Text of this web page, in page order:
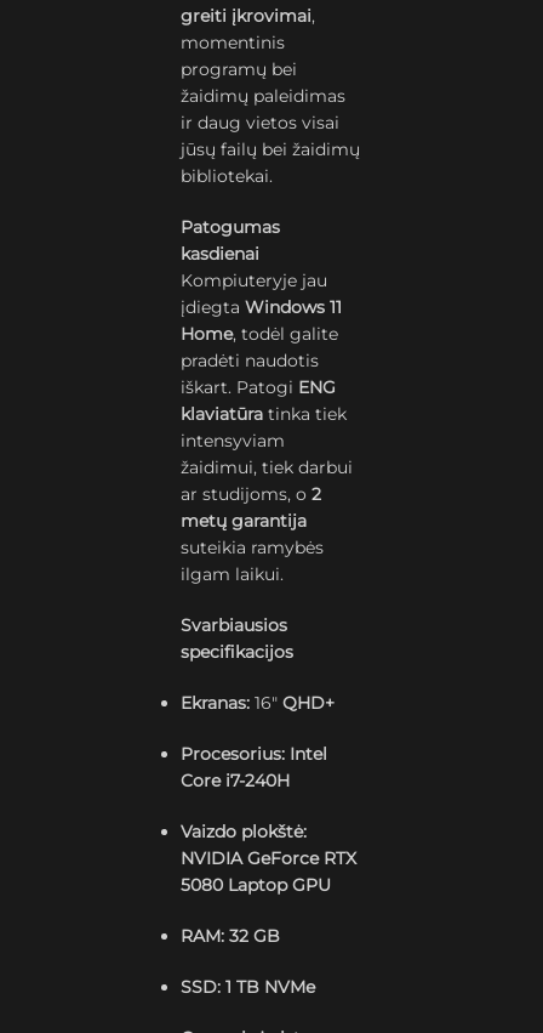
greiti įkrovimai,
momentinis
programų bei
žaidimų paleidimas
ir daug vietos visai
jūsų failų bei žaidimų
bibliotekai.
Patogumas
kasdienai
Kompiuteryje jau
įdiegtaWindows 11
Home, todėl galite
pradėti naudotis
iškart. Patogi ENG
klaviatūra tinka tiek
intensyviam
žaidimui, tiek darbui
ar studijoms, o2
metų garantija
suteikia ramybės
ilgam laikui.
Svarbiausios
specifikacijos
Ekranas: 16″QHD+
Procesorius: Intel
Core i7-240H
Vaizdo plokštė:
NVIDIA GeForce RTX
5080 Laptop GPU
RAM: 32 GB
SSD: 1 TB NVMe